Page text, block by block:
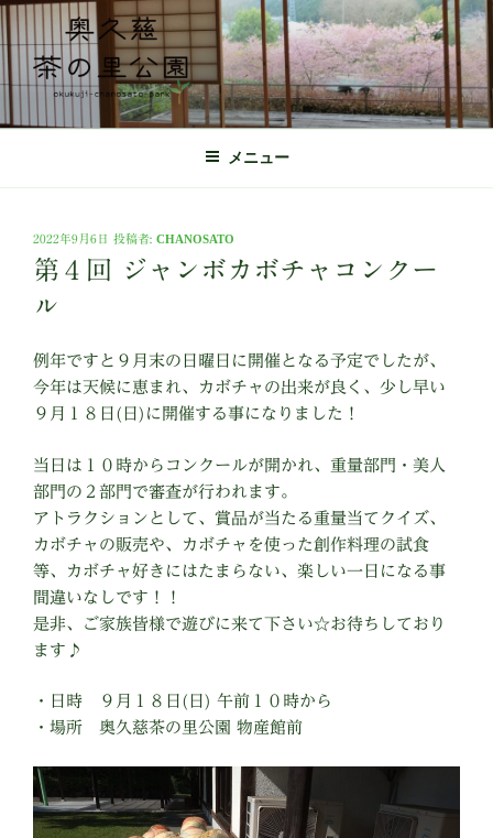
コ
ン
テ
ン
ツ
奥久慈茶の里公園 公式ホームページ
日本最北端の茶の産地 奥久慈茶の体験施設
メニュー
投
稿
日:
2022年9月6日 投稿者: CHANOSATO
第４回 ジャンボカボチャコンクー
ル
例年ですと９月末の日曜日に開催となる予定でしたが、
今年は天候に恵まれ、カボチャの出来が良く、少し早い
９月１８日(日)に開催する事になりました！
当日は１０時からコンクールが開かれ、重量部門・美人
部門の２部門で審査が行われます。
アトラクションとして、賞品が当たる重量当てクイズ、
カボチャの販売や、カボチャを使った創作料理の試食
等、カボチャ好きにはたまらない、楽しい一日になる事
間違いなしです！！
是非、ご家族皆様で遊びに来て下さい☆お待ちしており
ます♪
・日時 ９月１８日(日) 午前１０時から
・場所 奥久慈茶の里公園 物産館前